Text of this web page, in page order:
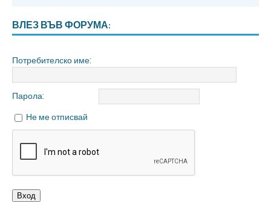
ВЛЕЗ ВЪВ ФОРУМА:
Потребителско име:
Парола:
Не ме отписвай
Вход